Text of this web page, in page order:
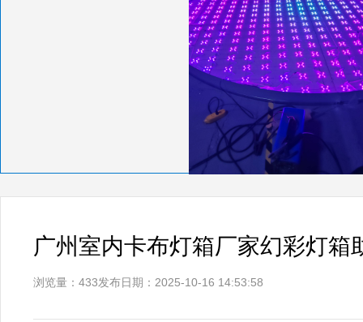
广州室内卡布灯箱厂家幻彩灯箱
浏览量：433发布日期：2025-10-16 14:53:58